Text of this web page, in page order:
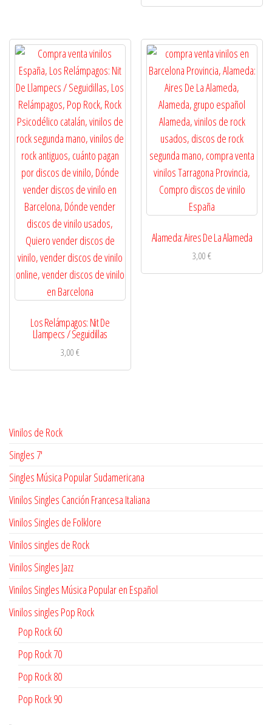
Los Relámpagos: Nit De
Llampecs / Seguidillas
3,00€
Alameda: Aires De La Alameda
3,00€
Vinilos de Rock
Singles 7'
Singles Música Popular Sudamericana
Vinilos Singles Canción Francesa Italiana
Vinilos Singles de Folklore
Vinilos singles de Rock
Vinilos Singles Jazz
Vinilos Singles Música Popular en Español
Vinilos singles Pop Rock
Pop Rock 60
Pop Rock 70
Pop Rock 80
Pop Rock 90